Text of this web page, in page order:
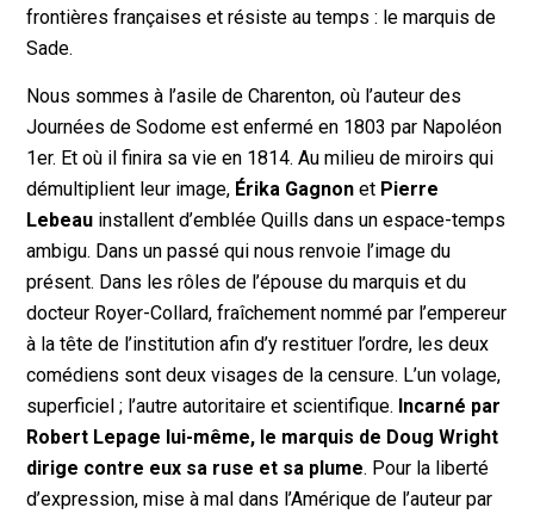
frontières françaises et résiste au temps : le marquis de
Sade.
Nous sommes à l’asile de Charenton, où l’auteur des
Journées de Sodome est enfermé en 1803 par Napoléon
1er. Et où il finira sa vie en 1814. Au milieu de miroirs qui
démultiplient leur image, Érika Gagnon et Pierre
Lebeau installent d’emblée Quills dans un espace-temps
ambigu. Dans un passé qui nous renvoie l’image du
présent. Dans les rôles de l’épouse du marquis et du
docteur Royer-Collard, fraîchement nommé par l’empereur
à la tête de l’institution afin d’y restituer l’ordre, les deux
comédiens sont deux visages de la censure. L’un volage,
superficiel ; l’autre autoritaire et scientifique. Incarné par
Robert Lepage lui-même, le marquis de Doug Wright
dirige contre eux sa ruse et sa plume. Pour la liberté
d’expression, mise à mal dans l’Amérique de l’auteur par